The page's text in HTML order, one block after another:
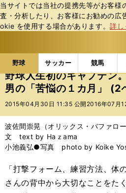
当サイトでは当社の提携先等がお客様
査・分析したり、お客様にお勧めの広
okie を使⽤する場合があります。詳し
野球 サッカー 競馬
b
ス
ポ
ル
バ
野球の記事一覧 プロ野球
野球人生初のキャプテン
男の「苦悩の１カ月」 (2
2015年04月30日 11:35 公開 2016年07月
波佐間崇晃（オリックス・バファロ
文 text by Haｚama
小池義弘●写真 photo by Koike
「打撃フォーム、練習方法、体
さんの背中から大切なことをた